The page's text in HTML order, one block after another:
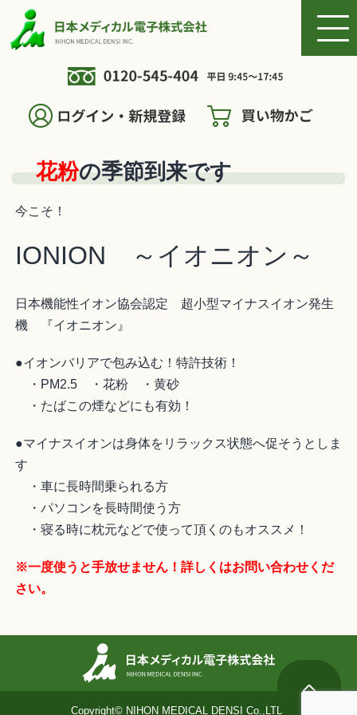
花粉の季節到来です
今こそ！
IONION ～イオニオン～
日本機能性イオン協会認定 超小型マイナスイオン発生
機 『イオニオン』
●イオンバリアで包み込む！特許技術！
・PM2.5 ・花粉 ・黄砂
・たばこの煙などにも有効！
●マイナスイオンは身体をリラックス状態へ促そうとしま
す
・車に長時間乗られる方
・パソコンを長時間使う方
・寝る時に枕元などで使って頂くのもオススメ！
※一度使うと手放せません！詳しくはお問い合わせくだ
さい。
Copyright© NIHON MEDICAL DENSI Co.,LTD.